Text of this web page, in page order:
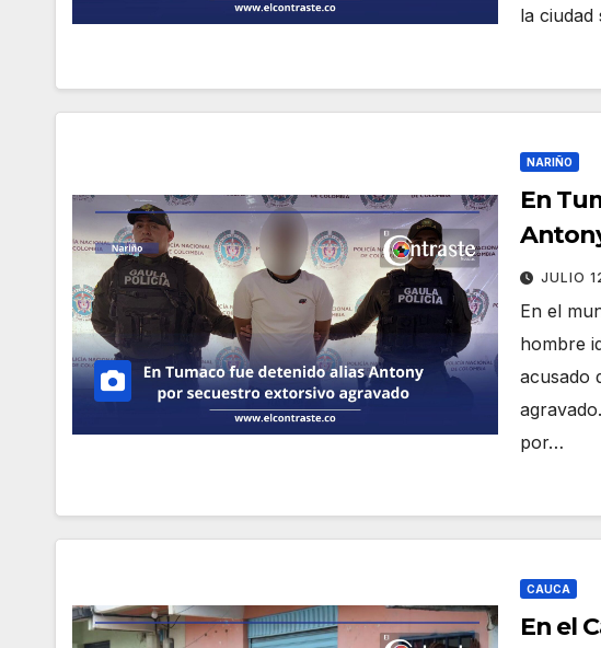
la
NARIÑO
En
JULIO
En el
hombre
acusado
por…
CAUCA
En el